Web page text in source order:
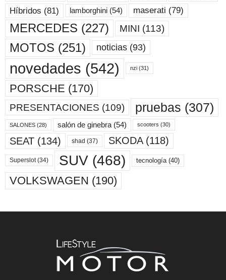
Híbridos (81) lamborghini (54) maserati (79)
MERCEDES (227) MINI (113)
MOTOS (251) noticias (93)
novedades (542) nzi (31)
PORSCHE (170)
PRESENTACIONES (109) pruebas (307)
SALONES (28) salón de ginebra (54) scooters (30)
SEAT (134) shad (37) SKODA(118)
Superslot(34) SUV (468) tecnología (40)
VOLKSWAGEN (190)